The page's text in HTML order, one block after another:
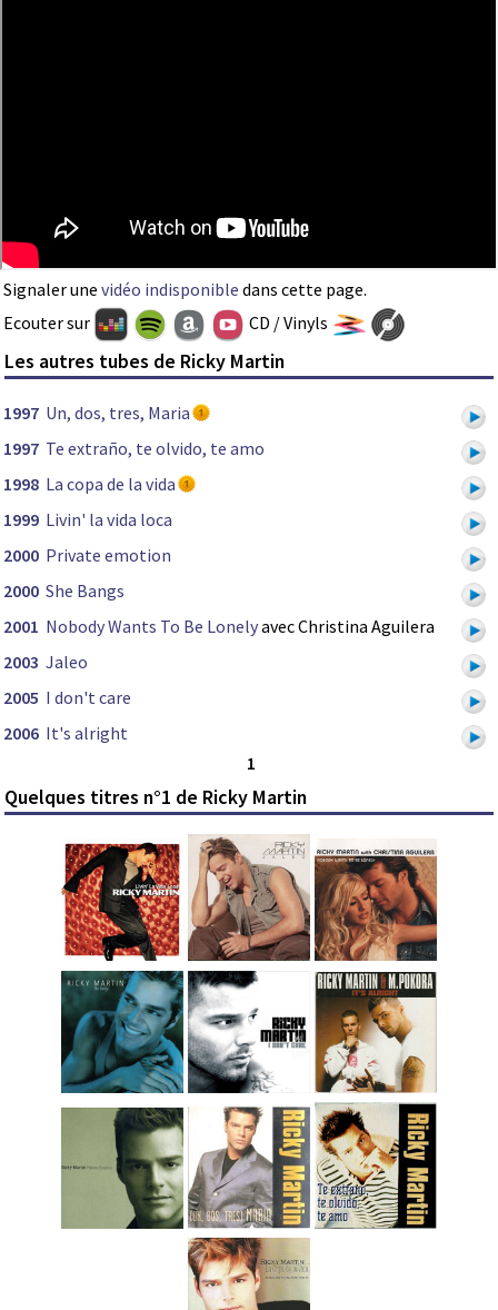
Signaler une vidéo indisponible dans cette page.
Ecouter sur
CD / Vinyls
Les autres tubes de Ricky Martin
1997 Un, dos, tres, Maria
1997 Te extraño, te olvido, te amo
1998 La copa de la vida
1999 Livin' la vida loca
2000 Private emotion
2000 She Bangs
2001 Nobody Wants To Be Lonelyavec Christina Aguilera
2003 Jaleo
2005 I don't care
2006 It's alright
1
Quelques titres n°1 de Ricky Martin